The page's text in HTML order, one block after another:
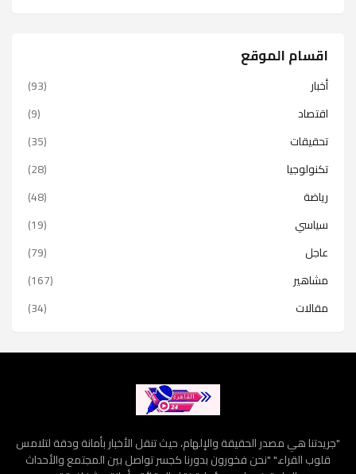
اقسام الموقع
أخبار
(93)
اقتصاد
(9)
تحقيقات
(35)
تكنولوجيا
(28)
رياضة
(48)
سياسي
(19)
عاجل
(79)
مشاهير
(167)
مقالات
(34)
"جريدتنا هي مصدر الحقيقة والإلهام، حيث تنقل الأخبار بأمانة ودقة لتلامس
قلوب القراء." "نحن فخورون بدورنا كجسر تواصل بين المجتمع والأحداث